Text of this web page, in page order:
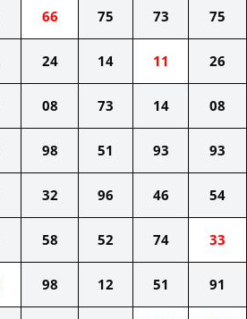
66 75 73 75
24 14 11 26
08 73 14 08
98 51 93 93
32 96 46 54
58 52 74 33
98 12 51 91